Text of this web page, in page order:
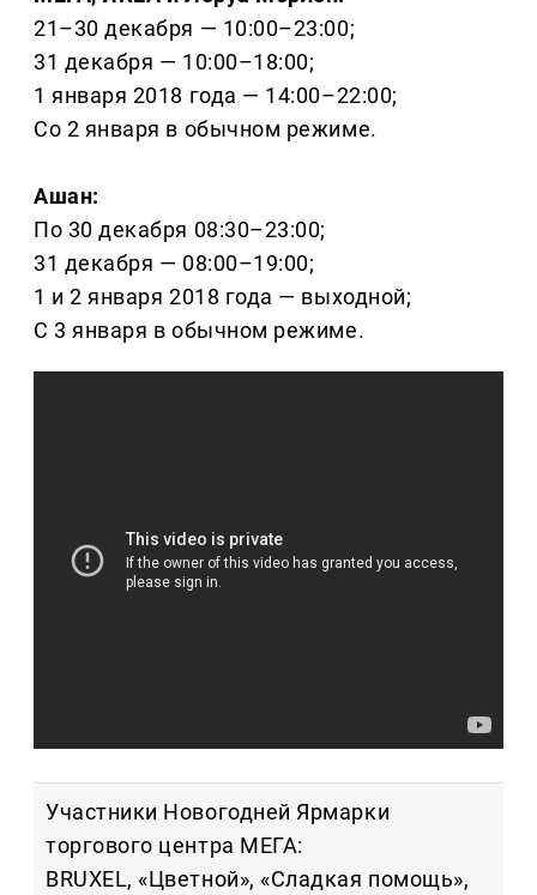
21–30 декабря — 10:00–23:00;
31 декабря — 10:00–18:00;
1 января 2018 года — 14:00–22:00;
Со 2 января в обычном режиме.
Ашан:
По 30 декабря 08:30–23:00;
31 декабря — 08:00–19:00;
1 и 2 января 2018 года — выходной;
С 3 января в обычном режиме.
Участники Новогодней Ярмарки
торгового центра МЕГА:
BRUXEL, «Цветной», «Сладкая помощь»,